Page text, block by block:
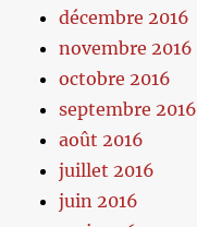
décembre 2016
novembre 2016
octobre 2016
septembre 2016
août 2016
juillet 2016
juin 2016